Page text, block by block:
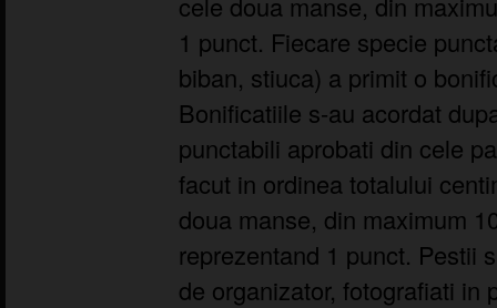
1 punct. Fiecare specie
biban, stiuca) a primit o
Bonificatiile s-au acordat
punctabili aprobati din cele
facut in ordinea totalului
doua manse, din maximum
reprezentand 1 punct. Pestii
de organizator, fotografiati in